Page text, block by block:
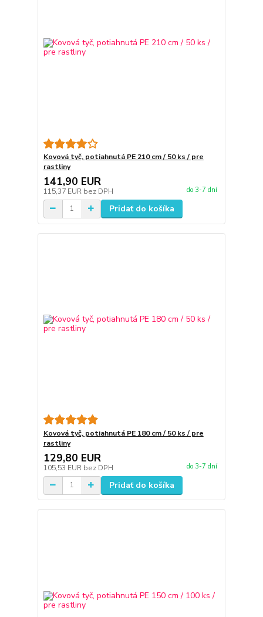
Kovová tyč, potiahnutá PE 210 cm / 50 ks / pre
rastliny
141,90 EUR
115,37 EUR bez DPH do 3-7 dní
Pridať do košíka
Kovová tyč, potiahnutá PE 180 cm / 50 ks / pre
rastliny
129,80 EUR
105,53 EUR bez DPH do 3-7 dní
Pridať do košíka